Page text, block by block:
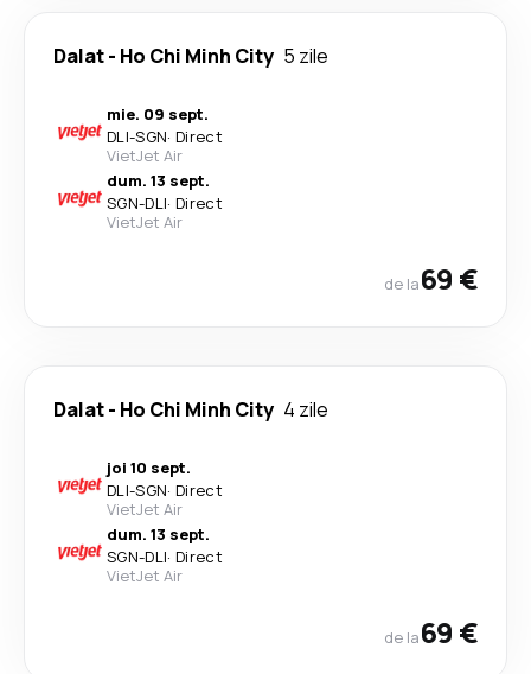
Dalat- Ho Chi Minh City 5 zile
mie. 09 sept.
DLI-SGN· Direct
VietJet Air
dum. 13 sept.
SGN-DLI· Direct
VietJet Air
de la69 €
Dalat- Ho Chi Minh City 4 zile
joi 10 sept.
DLI-SGN· Direct
VietJet Air
dum. 13 sept.
SGN-DLI· Direct
VietJet Air
de la69 €